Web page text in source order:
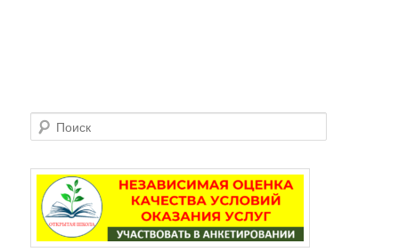
Поиск